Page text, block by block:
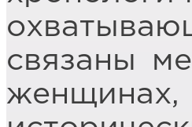
связаны